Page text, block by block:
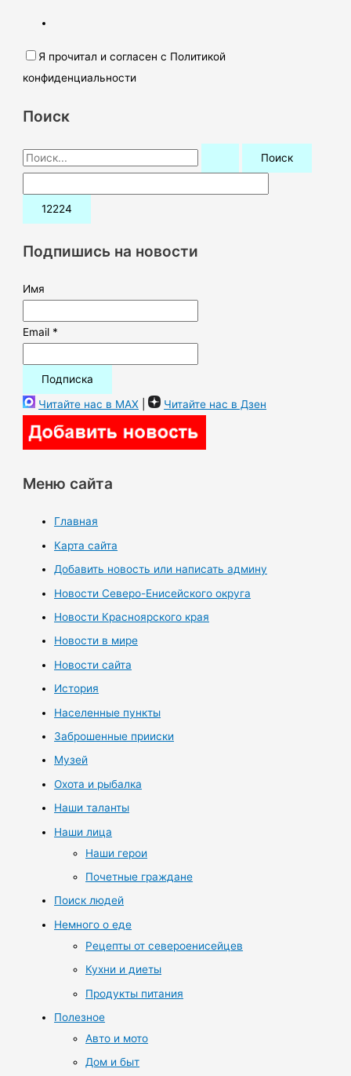
Я прочитал и согласен с Политикой
конфиденциальности
Поиск
П
о
и
:Подпишись на новости
Имя
Email *
Читайте нас в MAX | Читайте нас в Дзен
Меню сайта
Главная
Карта сайта
Добавить новость или написать админу
Новости Северо-Енисейского округа
Новости Красноярского края
Новости в мире
Новости сайта
История
Населенные пункты
Заброшенные прииски
Музей
Охота и рыбалка
Наши таланты
Наши лица
Наши герои
Почетные граждане
Поиск людей
Немного о еде
Рецепты от североенисейцев
Кухни и диеты
Продукты питания
Полезное
Авто и мото
Дом и быт